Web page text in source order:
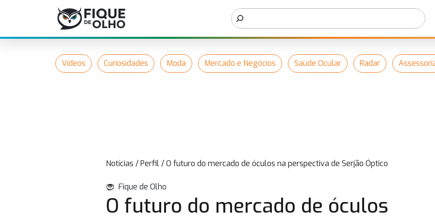
Vídeos Curiosidades Moda Mercado e Negócios Saúde Ocular Radar
Notícias /Perfil/O futuro do mercado de óculos na perspectiva de Serjão Óptico
Fique de Olho
O futuro do mercado de óculos